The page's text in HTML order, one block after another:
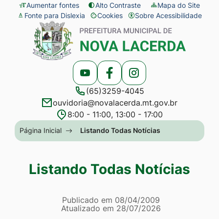
Seção
de
atalhos
acessibilidade
Ir
para
conteúdo
menu
[alt+2]
para
Aumentar fontes Alto Contraste
Mapa do Site
Fonte para Dislexia
Cookies
Abrir
preferências
de
cookies
Sobre Acessibilidade
Seção
menu
Acessar
a
Rede
Social
Acessar
a
Rede
Social
Acessar
a
Rede
Social
(65)3259-4045
ouvidoria@novalacerda.mt.gov.br
8:00 - 11:00, 13:00 - 17:00
Seção
do
principal
Página Inicial Listando Todas Notícias
Listando Todas Notícias
Página Listando Todas
Informações
Publicado em 08/04/2009
Atualizado em 28/07/2026